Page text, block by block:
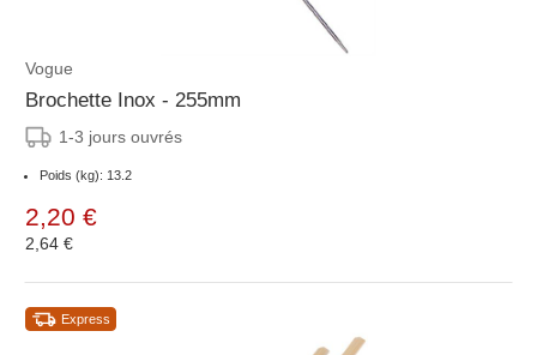
Vogue
Brochette Inox - 255mm
1-3 jours ouvrés
Poids (kg): 13.2
2,20 €
2,64 €
Express